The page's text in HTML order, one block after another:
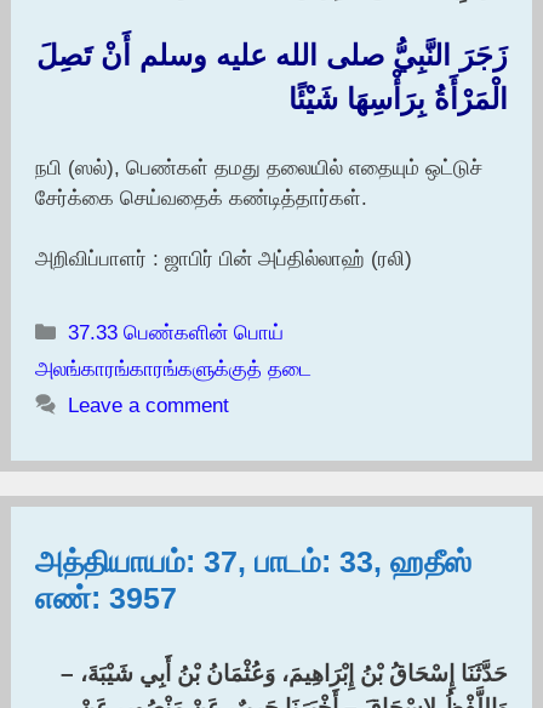
زَجَرَ النَّبِيُّ صلى الله عليه وسلم أَنْ تَصِلَ
الْمَرْأَةُ بِرَأْسِهَا شَيْئًا
நபி (ஸல்), பெண்கள் தமது தலையில் எதையும் ஒட்டுச்
சேர்க்கை செய்வதைக் கண்டித்தார்கள்.
அறிவிப்பாளர் : ஜாபிர் பின் அப்தில்லாஹ் (ரலி)
Categories
37.33 பெண்களின் பொய்
அலங்காரங்காரங்களுக்குத் தடை
Leave a comment
அத்தியாயம்: 37, பாடம்: 33, ஹதீஸ்
எண்: 3957
حَدَّثَنَا إِسْحَاقُ بْنُ إِبْرَاهِيمَ، وَعُثْمَانُ بْنُ أَبِي شَيْبَةَ، –